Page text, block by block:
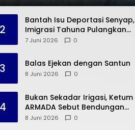
2
Bantah Isu Deportasi Senyap,
Imigrasi Tahuna Pulangkan
Dua Warga Negara Cina ke
7 Juni 2026 0
3 Balas Ejekan dengan Santun
8 Juni 2026 0
4
Bukan Sekadar Irigasi, Ketum
ARMADA Sebut Bendungan
Way Rarem Cetak Sejarah
8 Juni 2026 0